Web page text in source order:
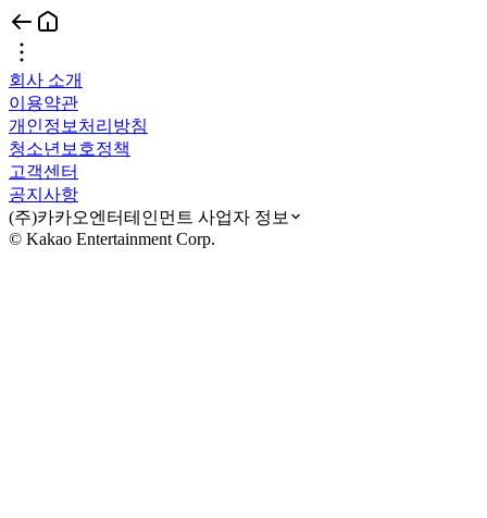
회사 소개
이용약관
개인정보처리방침
청소년보호정책
고객센터
공지사항
(주)카카오엔터테인먼트 사업자 정보
© Kakao Entertainment Corp.